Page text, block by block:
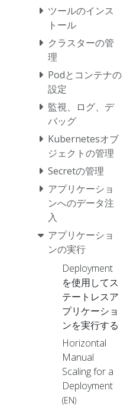
ツールのインス
トール
クラスターの管
理
Podとコンテナの
設定
監視、ログ、デ
バッグ
Kubernetesオブ
ジェクトの管理
Secretの管理
アプリケーショ
ンへのデータ注
入
アプリケーショ
ンの実行
Deployment
を使用してス
テートレスア
プリケーショ
ンを実行する
Horizontal
Manual
Scaling for a
Deployment
(EN)